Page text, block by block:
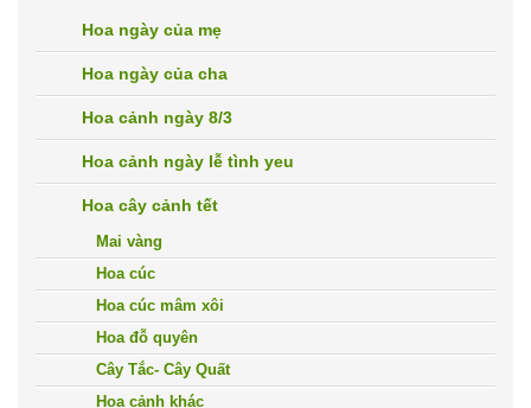
Hoa ngày của mẹ
Hoa ngày của cha
Hoa cảnh ngày 8/3
Hoa cảnh ngày lễ tình yeu
Hoa cây cảnh tết
Mai vàng
Hoa cúc
Hoa cúc mâm xôi
Hoa đỗ quyên
Cây Tắc- Cây Quất
Hoa cảnh khác